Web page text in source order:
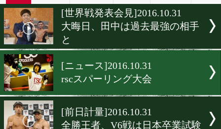
2016年10月のニュース
▶ 新着 KO KiNG
大晦日、田中は過去最強の
[ニュース]2016.10.31